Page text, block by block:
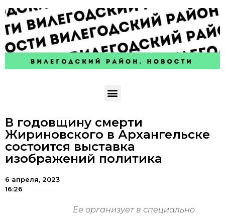
В годовщину смерти
Жириновского в Архангельске
состоится выставка
изображений политика
6 апреля, 2023
16:26
Ее организует в специально